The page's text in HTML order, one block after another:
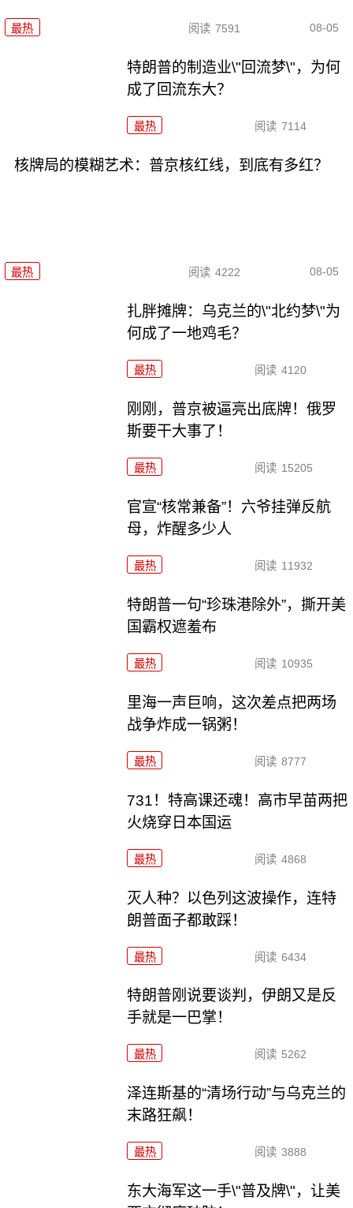
最热 阅读 7591 08-05
特朗普的制造业\"回流梦\"，为何
成了回流东大？
最热 阅读 7114
核牌局的模糊艺术：普京核红线，到底有多红？
最热 阅读 4222 08-05
扎胖摊牌：乌克兰的\"北约梦\"为
何成了一地鸡毛？
最热 阅读 4120
刚刚，普京被逼亮出底牌！俄罗
斯要干大事了！
最热 阅读 15205
官宣“核常兼备”！六爷挂弹反航
母，炸醒多少人
最热 阅读 11932
特朗普一句“珍珠港除外”，撕开美
国霸权遮羞布
最热 阅读 10935
里海一声巨响，这次差点把两场
战争炸成一锅粥！
最热 阅读 8777
731！特高课还魂！高市早苗两把
火烧穿日本国运
最热 阅读 4868
灭人种？以色列这波操作，连特
朗普面子都敢踩！
最热 阅读 6434
特朗普刚说要谈判，伊朗又是反
手就是一巴掌！
最热 阅读 5262
泽连斯基的“清场行动”与乌克兰的
末路狂飙！
最热 阅读 3888
东大海军这一手\"普及牌\"，让美